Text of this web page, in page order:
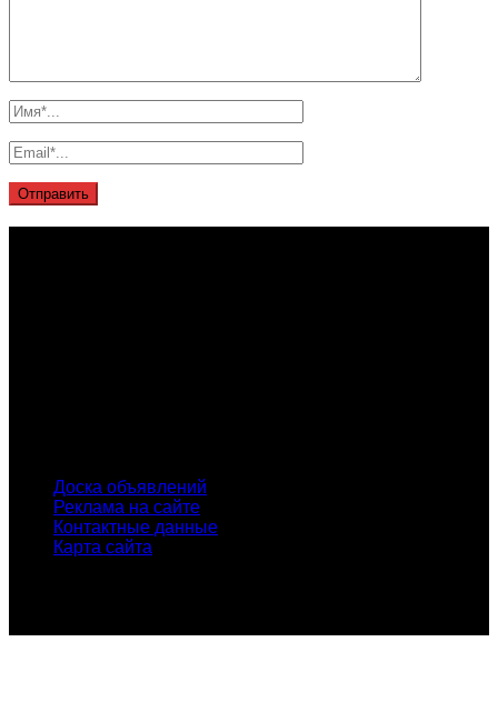
Доска объявлений
Реклама на сайте
Контактные данные
Карта сайта